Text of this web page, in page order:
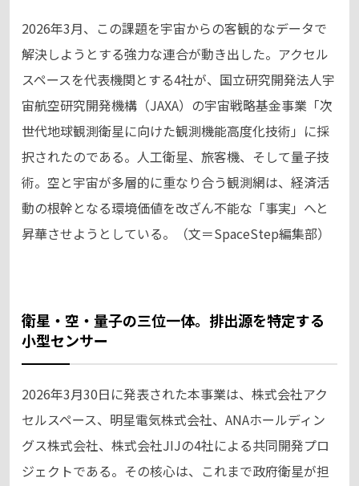
2026年3月、この課題を宇宙からの客観的なデータで
解決しようとする強力な連合が動き出した。アクセル
スペースを代表機関とする4社が、国立研究開発法人宇
宙航空研究開発機構（JAXA）の宇宙戦略基金事業「次
世代地球観測衛星に向けた観測機能高度化技術」に採
択されたのである。人工衛星、旅客機、そして量子技
術。空と宇宙が多層的に重なり合う観測網は、経済活
動の根幹となる環境価値を改ざん不能な「事実」へと
昇華させようとしている。（文＝SpaceStep編集部）
衛星・空・量子の三位一体。排出源を特定する
小型センサー
2026年3月30日に発表された本事業は、株式会社アク
セルスペース、明星電気株式会社、ANAホールディン
グス株式会社、株式会社JIJの4社による共同開発プロ
ジェクトである。その核心は、これまで政府衛星が担